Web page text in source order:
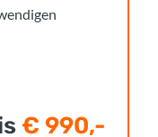
€ 990,-